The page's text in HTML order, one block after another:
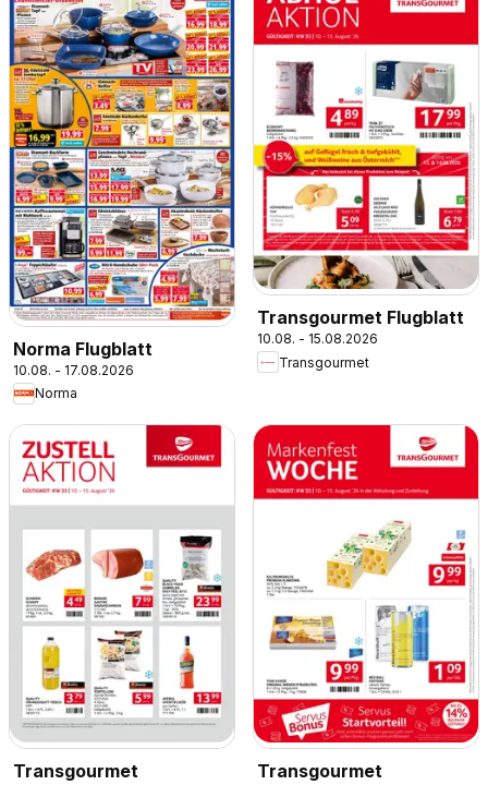
Norma Flugblatt
10.08. - 17.08.2026
Norma
Transgourmet Flugblatt
10.08. - 15.08.2026
Transgourmet
Transgourmet
Transgourmet